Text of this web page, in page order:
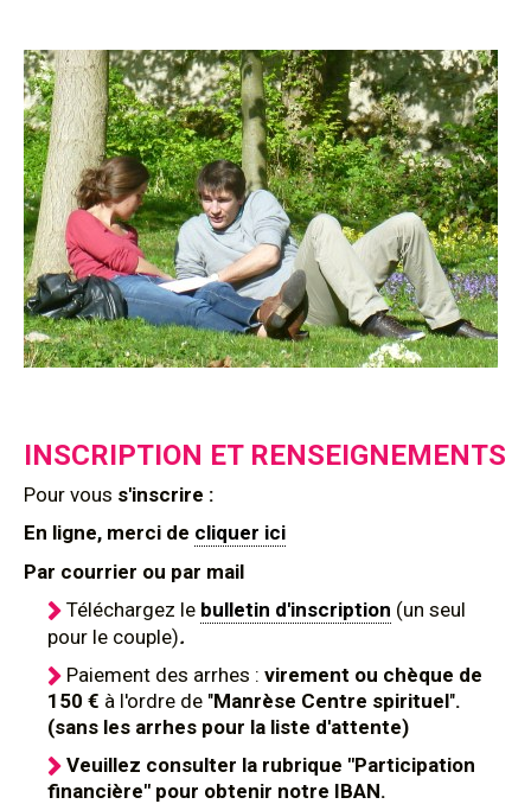
INSCRIPTION ET RENSEIGNEMENTS
Pour vous s'inscrire :
En ligne, merci de cliquer ici
Par courrier ou par mail
Téléchargez le bulletin d'inscription (un seul
pour le couple).
Paiement des arrhes : virement ou chèque de
150 € à l'ordre de "Manrèse Centre spirituel".
(sans les arrhes pour la liste d'attente)
Veuillez consulter la rubrique "Participation
financière" pour obtenir notre IBAN.